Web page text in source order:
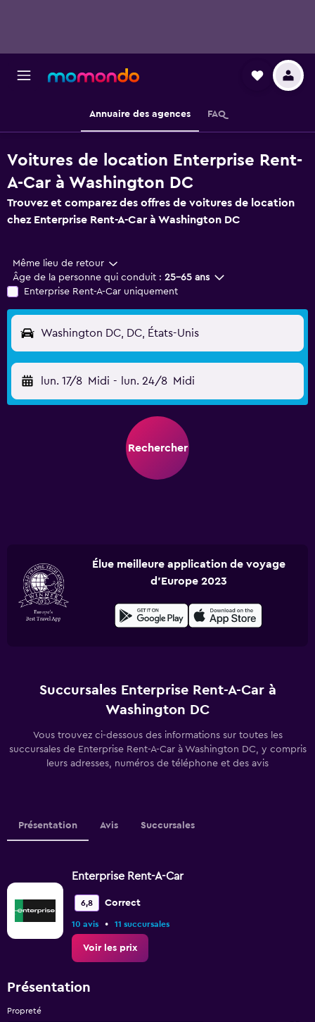
Annuaire des agences FAQ
Voitures de location Enterprise Rent-
A-Car à Washington DC
Trouvez et comparez des offres de voitures de location
chez Enterprise Rent-A-Car à Washington DC
Même lieu de retour
Âge de la personne qui conduit : 25-65 ans
Enterprise Rent-A-Car uniquement
Washington DC, DC, États-Unis
lun. 17/8 Midi - lun. 24/8 Midi
Rechercher
Élue meilleure application de voyage
d'Europe 2023
Succursales Enterprise Rent-A-Car à
Washington DC
Vous trouvez ci-dessous des informations sur toutes les
succursales de Enterprise Rent-A-Car à Washington DC, y compris
leurs adresses, numéros de téléphone et des avis
Présentation Avis Succursales
Enterprise Rent-A-Car
6,8 Correct
10 avis • 11 succursales
Voir les prix
Présentation
Propreté